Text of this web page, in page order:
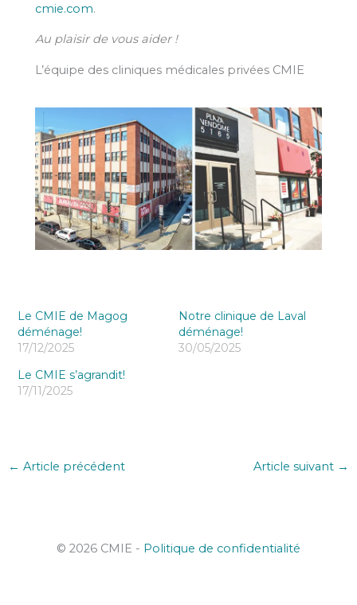
cmie.com.
Au plaisir de vous aider !
L’équipe des cliniques médicales privées CMIE
Le CMIE de Magog
déménage!
17/12/2025
Notre clinique de Laval
déménage!
30/05/2025
Le CMIE s’agrandit!
17/11/2025
← Article précédent Article suivant →
© 2026 CMIE - Politique de confidentialité